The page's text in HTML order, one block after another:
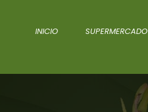
INICIO SUPERMERCADO